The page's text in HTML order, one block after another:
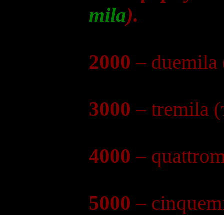
mila).
2000 – duemila
3000 – tremila
4000 –
5000 –